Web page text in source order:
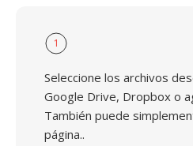
1
Seleccione los archivos
Google Drive, Dropbox o
También puede
página..